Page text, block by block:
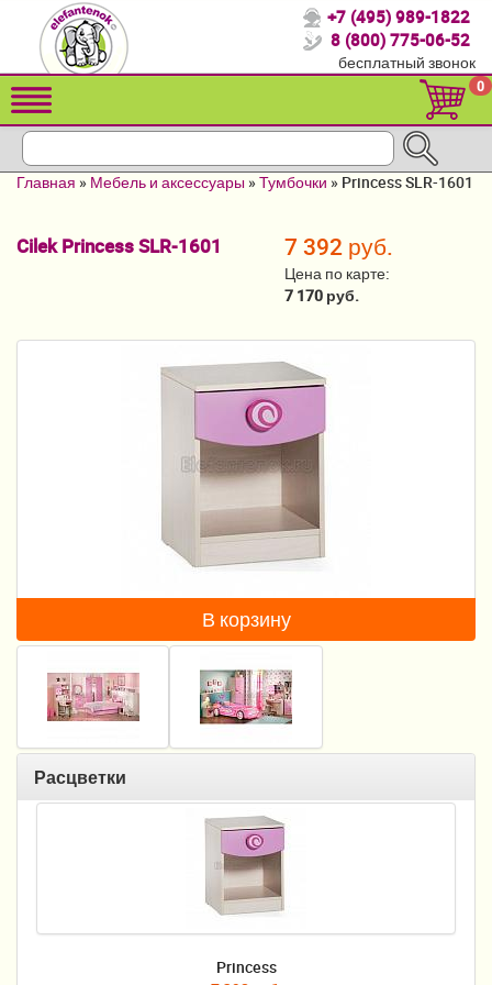
Спасибо, что выбрали нас!
Распродажа!
Детские коляски
Кровати для детей от 2-3 лет
Летние товары
Конверты, муфты
Постельные принадлежности
Качели, шезлонги
Манежи
Безопасность ребенка
Ходунки и прыгунки
Принадлежности для выписки
+7 (495) 989-1822
8 (800) 775-06-52
бесплатный звонок
0
Главная » Мебель и аксессуары »Тумбочки » Princess SLR-1601
Cilek Princess SLR-1601 7 392 руб.
Цена по карте:
7 170 руб.
В корзину
Расцветки
Princess